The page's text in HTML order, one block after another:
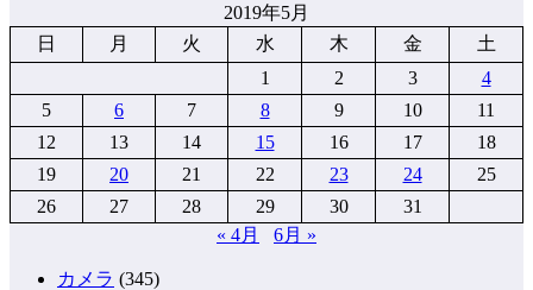
2019年5月
日
月 火 水 木 金
土
1
2 3
4
5
6 7 8 9 10
11
12
13 14 15 16 17
18
19
20 21 22 23 24
25
26
27 28 29 30
31
« 4月
6月 »
カメラ (345)